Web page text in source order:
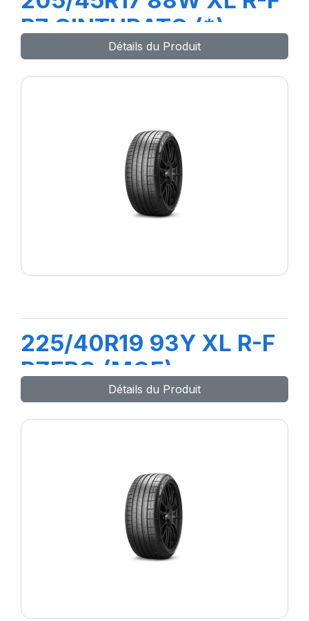
P7 CINTURATO (*)
Détails du Produit
225/40R19 93Y XL R-F
PZERO (MOE)
Détails du Produit